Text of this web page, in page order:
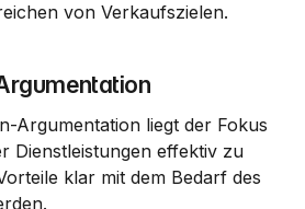
von Verkaufszielen.
Argumentation liegt der Fokus
Dienstleistungen effektiv zu
klar mit dem Bedarf des